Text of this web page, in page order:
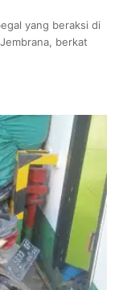
yang beraksi di
berkat